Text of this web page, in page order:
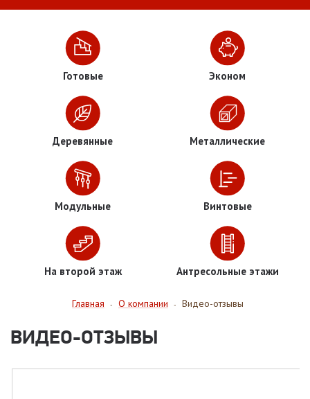
Готовые Эконом
Деревянные Металлические
Модульные Винтовые
На второй этаж Антресольные этажи
Главная - О компании - Видео-отзывы
ВИДЕО-ОТЗЫВЫ